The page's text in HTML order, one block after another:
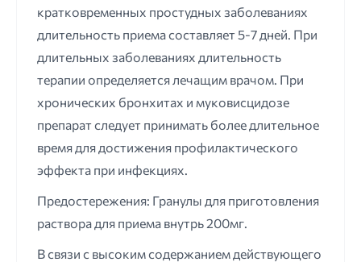
кратковременных простудных заболеваниях
длительность приема составляет 5-7 дней. При
длительных заболеваниях длительность
терапии определяется лечащим врачом. При
хронических бронхитах и муковисцидозе
препарат следует принимать более длительное
время для достижения профилактического
эффекта при инфекциях.
Предостережения: Гранулы для приготовления
раствора для приема внутрь 200мг.
В связи с высоким содержанием действующего